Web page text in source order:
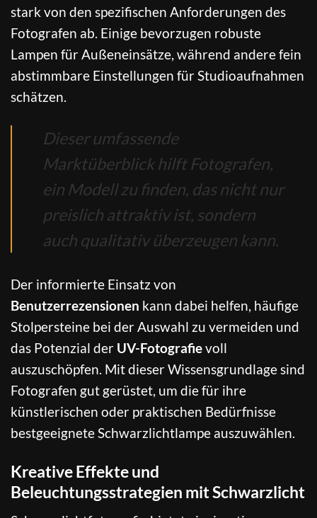
stark von den spezifischen Anforderungen des
Fotografen ab. Einige bevorzugen robuste
Lampen für Außeneinsätze, während andere fein
abstimmbare Einstellungen für Studioaufnahmen
schätzen.
Dieser umfassende
Marktüberblick hilft Fotografen,
ein Modell zu finden, das nicht nur
preislich attraktiv ist, sondern
auch qualitativ überzeugen kann.
Der informierte Einsatz von
Benutzerrezensionen kann dabei helfen, häufige
Stolpersteine bei der Auswahl zu vermeiden und
das Potenzial der UV-Fotografievoll
auszuschöpfen. Mit dieser Wissensgrundlage sind
Fotografen gut gerüstet, um die für ihre
künstlerischen oder praktischen Bedürfnisse
bestgeeignete Schwarzlichtlampe auszuwählen.
Kreative Effekte und
Beleuchtungsstrategien mit Schwarzlicht